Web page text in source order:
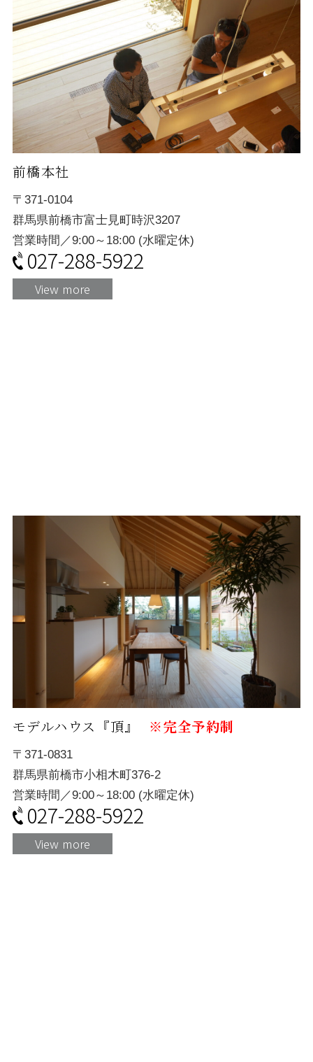
前橋本社
〒371-0104
群馬県前橋市富士見町時沢3207
営業時間／9:00～18:00 (水曜定休)
027-288-5922
View more
モデルハウス『頂』 ※完全予約制
〒371-0831
群馬県前橋市小相木町376-2
営業時間／9:00～18:00 (水曜定休)
027-288-5922
View more